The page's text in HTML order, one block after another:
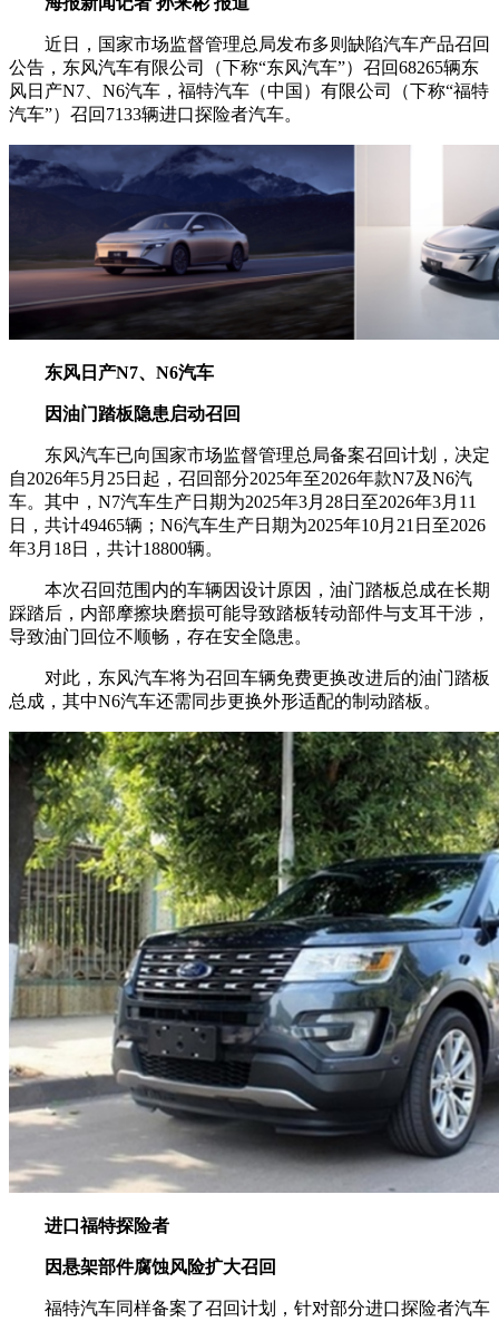
近日，国家市场监督管理总局发布多则缺陷汽车产品召回
公告，东风汽车有限公司（下称“东风汽车”）召回68265辆东
风日产N7、N6汽车，福特汽车（中国）有限公司（下称“福特
汽车”）召回7133辆进口探险者汽车。
东风日产N7、N6汽车
因油门踏板隐患启动召回
东风汽车已向国家市场监督管理总局备案召回计划，决定
自2026年5月25日起，召回部分2025年至2026年款N7及N6汽
车。其中，N7汽车生产日期为2025年3月28日至2026年3月11
日，共计49465辆；N6汽车生产日期为2025年10月21日至2026
年3月18日，共计18800辆。
本次召回范围内的车辆因设计原因，油门踏板总成在长期
踩踏后，内部摩擦块磨损可能导致踏板转动部件与支耳干涉，
导致油门回位不顺畅，存在安全隐患。
对此，东风汽车将为召回车辆免费更换改进后的油门踏板
总成，其中N6汽车还需同步更换外形适配的制动踏板。
进口福特探险者
因悬架部件腐蚀风险扩大召回
福特汽车同样备案了召回计划，针对部分进口探险者汽车